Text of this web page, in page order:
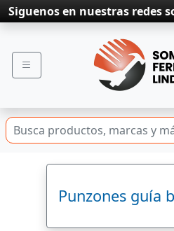
Siguenos en nuestras redes
Punzones guía